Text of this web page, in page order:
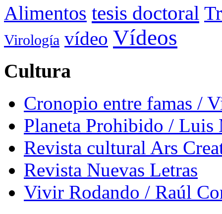
Alimentos tesis doctoral
Virología vídeo Vídeos
Cultura
Cronopio entre famas /
Planeta Prohibido /
Revista cultural Ars
Revista Nuevas Letras
Vivir Rodando / Raúl